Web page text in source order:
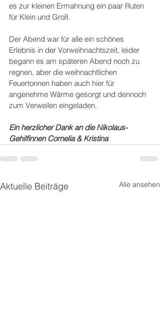
es zur kleinen Ermahnung ein paar Ruten
für Klein und Groß.
Der Abend war für alle ein schönes
Erlebnis in der Vorweihnachtszeit, leider
begann es am späteren Abend noch zu
regnen, aber die weihnachtlichen
Feuertonnen haben auch hier für
angenehme Wärme gesorgt und dennoch
zum Verweilen eingeladen.
Ein herzlicher Dank an die Nikolaus-
Gehilfinnen Cornelia & Kristina
Aktuelle Beiträge Alle ansehen